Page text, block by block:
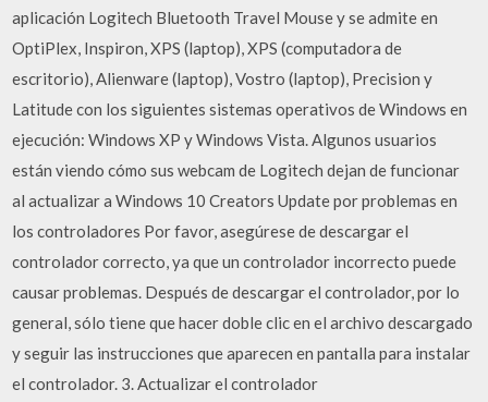
aplicación Logitech Bluetooth Travel Mouse y se admite en
OptiPlex, Inspiron, XPS (laptop), XPS (computadora de
escritorio), Alienware (laptop), Vostro (laptop), Precision y
Latitude con los siguientes sistemas operativos de Windows en
ejecución: Windows XP y Windows Vista. Algunos usuarios
están viendo cómo sus webcam de Logitech dejan de funcionar
al actualizar a Windows 10 Creators Update por problemas en
los controladores Por favor, asegúrese de descargar el
controlador correcto, ya que un controlador incorrecto puede
causar problemas. Después de descargar el controlador, por lo
general, sólo tiene que hacer doble clic en el archivo descargado
y seguir las instrucciones que aparecen en pantalla para instalar
el controlador. 3. Actualizar el controlador